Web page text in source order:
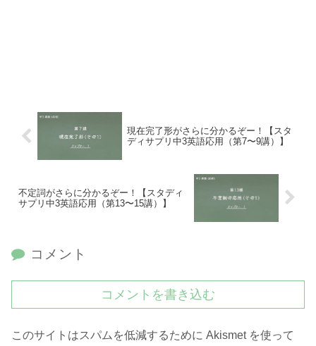
現在完了形がさらに分かるぞー！【スタ
ディサプリ中3英語応用（第7〜9講）】
不定詞がさらに分かるぞー！【スタディ
サプリ中3英語応用（第13〜15講）】
コメント
コメントを書き込む
このサイトはスパムを低減するために Akismet を使って